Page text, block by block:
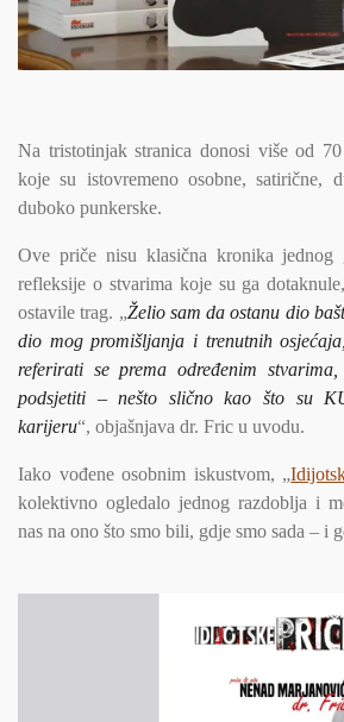
Na tristotinjak stranica donosi više od
koje su istovremeno osobne, satirične,
duboko punkerske.
Ove priče nisu klasična kronika jednog
refleksije o stvarima koje su ga
ostavile trag. „Želio sam da ostanu dio
dio mog promišljanja i trenutnih
referirati se prema određenim
podsjetiti – nešto slično kao što su
karijeru“, objašnjava dr. Fric u uvodu.
Iako vođene osobnim iskustvom, „
kolektivno ogledalo jednog razdoblja i
nas na ono što smo bili, gdje smo sada – i